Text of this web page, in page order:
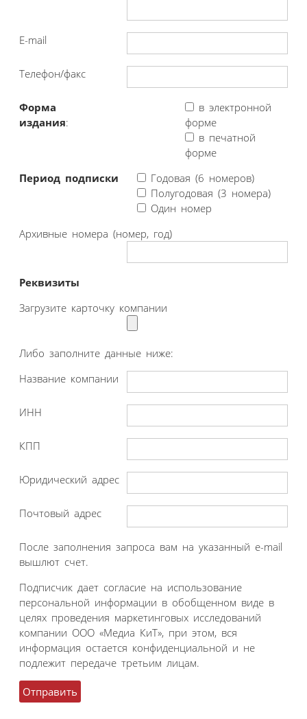
E-mail
Телефон/факс
Форма
издания:
в электронной
форме
в печатной
форме
Период подписки
Годовая (6 номеров)
Полугодовая (3 номера)
Один номер
Архивные номера (номер, год)
Реквизиты
Загрузите карточку компании
Либо заполните данные ниже:
Название компании
ИНН
КПП
Юридический адрес
Почтовый адрес
После заполнения запроса вам на указанный e-mail
вышлют счет.
Подписчик дает согласие на использование
персональной информации в обобщенном виде в
целях проведения маркетинговых исследований
компании ООО «Медиа КиТ», при этом, вся
информация остается конфиденциальной и не
подлежит передаче третьим лицам.